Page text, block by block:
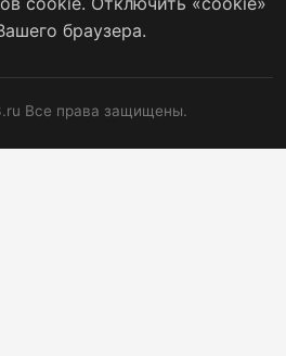
браузера.
Все права защищены.